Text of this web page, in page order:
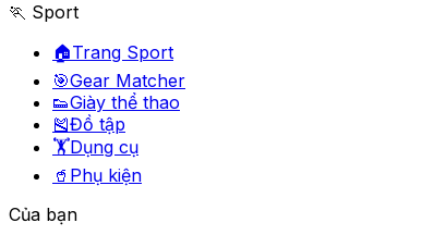
🏃 Sport
🏠Trang Sport
🎯Gear Matcher
👟Giày thể thao
🎽Đồ tập
🏋️Dụng cụ
🥤 Phụ kiện
Của bạn